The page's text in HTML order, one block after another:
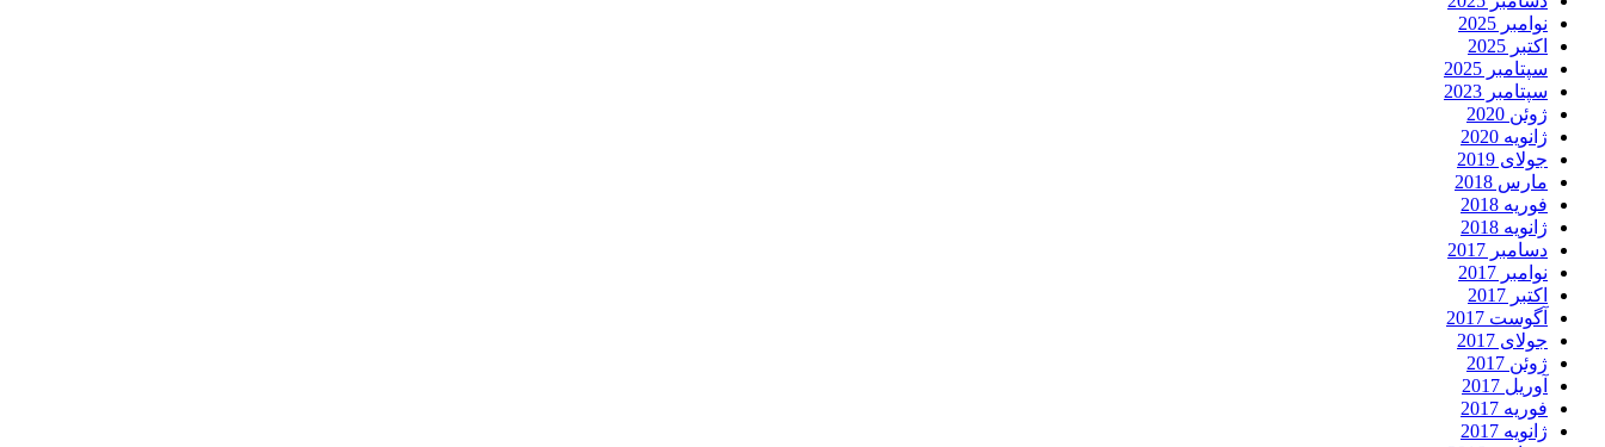
نوامبر 2025
اکتبر 2025
سپتامبر 2025
سپتامبر 2023
ژوئن 2020
ژانویه 2020
جولای 2019
مارس 2018
فوریه 2018
ژانویه 2018
دسامبر 2017
نوامبر 2017
اکتبر 2017
آگوست 2017
جولای 2017
ژوئن 2017
آوریل 2017
فوریه 2017
ژانویه 2017